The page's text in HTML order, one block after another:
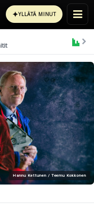
✦YLLÄTÄ MINUT
Hannu Kettunen / Teemu Kokkonen